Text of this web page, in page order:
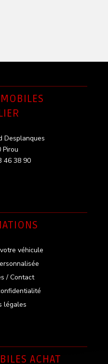
Desplanques
Pirou
46 38 90
véhicule
/ Contact
légales
ACHAT